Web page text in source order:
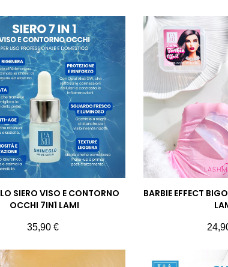
SIERO VISO E CONTORNO
OCCHI 7IN1 LAMI
Prezzo
35,90 €
BARBIE EFFECT